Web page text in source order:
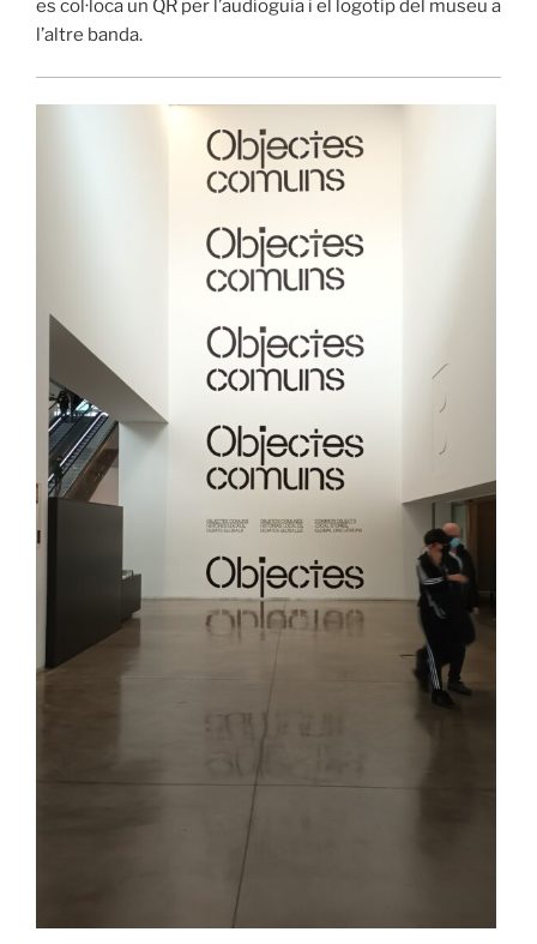
es col·loca un QR per l’audioguia i el logotip del museu a
l’altre banda.